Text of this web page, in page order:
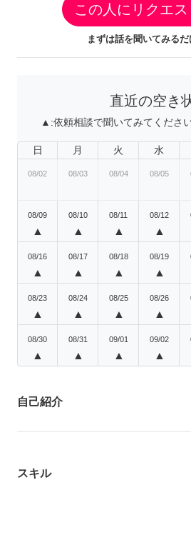
この人にリクエ
まずは話を聞いてみる
直近の空き
▲:依頼相談で聞いてみてくださ
日 月 火 水
08/02 08/03 08/04 08/05
08/09
▲
08/10
▲
08/11
▲
08/12
▲
08/16
▲
08/17
▲
08/18
▲
08/19
▲
08/23
▲
08/24
▲
08/25
▲
08/26
▲
08/30
▲
08/31
▲
09/01
▲
09/02
▲
自己紹介
スキル